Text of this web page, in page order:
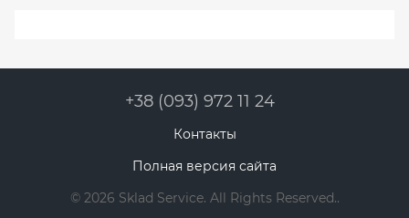
+38 (093) 972 11 24
Контакты
Полная версия сайта
© 2026 Sklad Service. All Rights Reserved..